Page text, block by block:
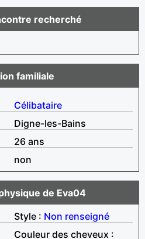
recherché
familiale
Célibataire
Digne-les-Bains
26 ans
non
de Eva04
Style : Non renseigné
Couleur des cheveux :